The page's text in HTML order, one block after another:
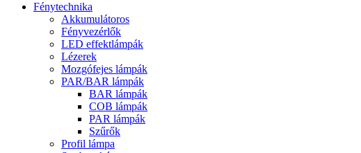
Fénytechnika
Akkumulátoros
Fényvezérlők
LED effektlámpák
Lézerek
Mozgófejes lámpák
PAR/BAR lámpák
BAR lámpák
COB lámpák
PAR lámpák
Szűrők
Profil lámpa